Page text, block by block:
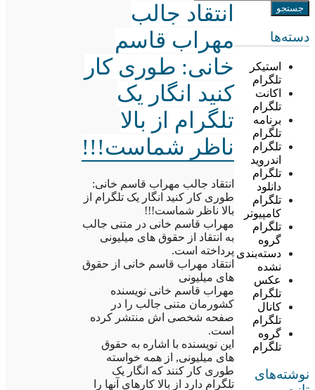
دسته‌ها
استیکر
تلگرام
اکانت
تلگرام
برنامه
تلگرام
تلگرام
اندروید
تلگرام
دانلود
تلگرام
کامپیوتر
تلگرام
گروه
دسته‌بندی
نشده
عکس
تلگرام
کانال
تلگرام
گروه
تلگرام
نوشته‌های
انتقاد جالب
مهراب قاسم
خانی: طوری کار
کنید انگار یک
تلگرام از بالا
ناظر شماست!!!
انتقاد جالب مهراب قاسم خانی:
طوری کار کنید انگار یک تلگرام از
بالا ناظر شماست!!!
مهراب قاسم خانی در متنی جالب
به انتقاد از حقوق های میلیونی
پرداخته است.
انتقاد مهراب قاسم خانی از حقوق
های میلیونی
مهراب قاسم خانی نویسنده
کشورمان متنی جالب را در
صفحه شخصی اش منتشر کرده
است.
این نویسنده با اشاره به حقوق
های میلیونی, از همه خواسته
طوری کار کنند که انگار یک
تلگرام دارد از بالا کارهای آنها را